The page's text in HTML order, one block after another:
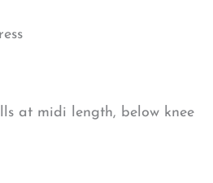
at midi length, below knee